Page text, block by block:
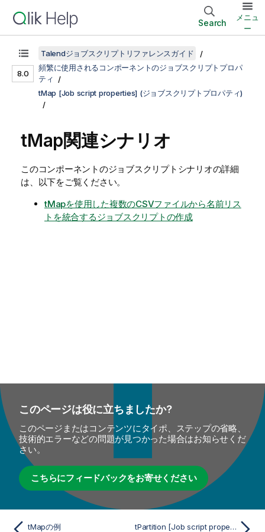
Search
メニュ
ー
8.0
Talendジョブスクリプトリファレンスガイド
頻繁に使用されるコンポーネントのジョブスクリプトプロパ
ティ
tMap [Job script properties] (ジョブスクリプトプロパティ)
tMap関連シナリオ
このコンポーネントのジョブスクリプトシナリオの詳細
は、以下をご覧ください。
tMapを使用した複数のCSVファイルから名前リス
トを統合するジョブスクリプトの作成
このページは役に立ちましたか?
このページまたはコンテンツにタイポ、ステップの省略、
技術的エラーなどの問題が見つかった場合はお知らせくだ
さい。
こちらにフィードバックをお寄せください
tMapの例 tPartition [Job script properties] (ジョブスクリプトプロパティ)